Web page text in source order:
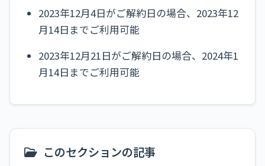
2023年12月4日がご解約日の場合、2023年12
月14日までご利用可能
2023年12月21日がご解約日の場合、2024年1
月14日までご利用可能
このセクションの記事